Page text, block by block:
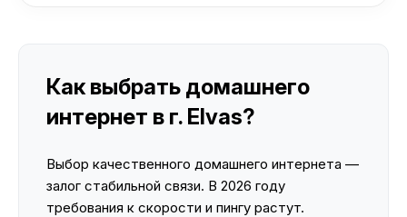
Как выбрать домашнего
интернет в г. Elvas?
Выбор качественного домашнего интернета —
залог стабильной связи. В 2026 году
требования к скорости и пингу растут.